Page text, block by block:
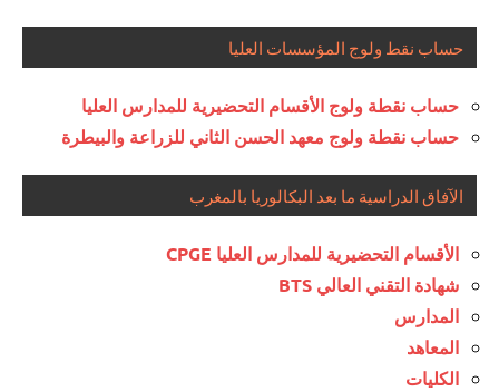
حساب نقط ولوج المؤسسات العليا
حساب نقطة ولوج الأقسام التحضيرية للمدارس العليا
حساب نقطة ولوج معهد الحسن الثاني للزراعة والبيطرة
الآفاق الدراسية ما بعد البكالوريا بالمغرب
الأقسام التحضيرية للمدارس العليا CPGE
شهادة التقني العالي BTS
المدارس
المعاهد
الكليات